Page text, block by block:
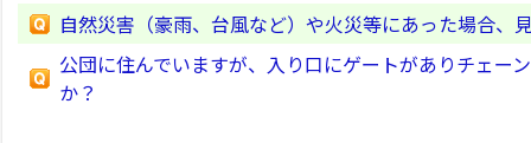
自然災害（豪雨、台風など）や火災等にあった場合、
公団に住んでいますが、入り口にゲートがありチェー
か？